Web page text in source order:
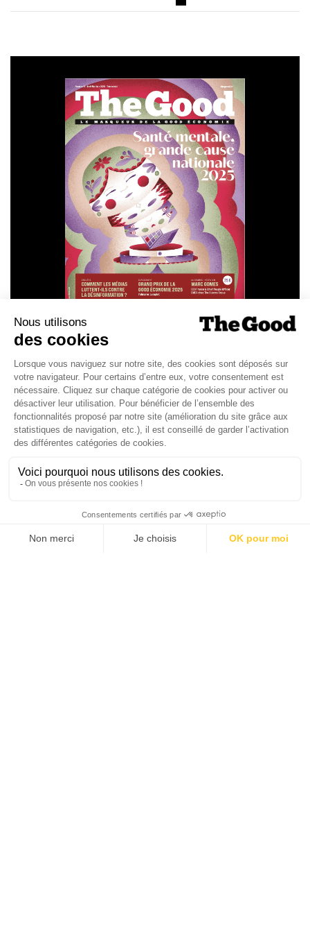
SANTÉ MENTALE, GRANDE
CAUSE NATIONALE 2025
Dans ce numéro, enquête : Comment les
médias luttent-ils contre la désinformation ? |
Palmarès complet du Grand Prix de la Good
Économie 2025 | La grande interview de Marc
Gomes, CEO France & Chief People Officer